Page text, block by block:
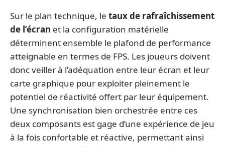
Sur le plan technique, le taux de rafraîchissement
de l’écran et la configuration matérielle
déterminent ensemble le plafond de performance
atteignable en termes de FPS. Les joueurs doivent
donc veiller à l’adéquation entre leur écran et leur
carte graphique pour exploiter pleinement le
potentiel de réactivité offert par leur équipement.
Une synchronisation bien orchestrée entre ces
deux composants est gage d’une expérience de jeu
à la fois confortable et réactive, permettant ainsi